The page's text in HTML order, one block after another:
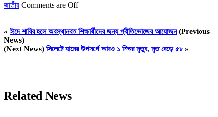
জাতীয় Comments are Off
« ঈদে শাবির হলে অবস্থানরত শিক্ষার্থীদের জন্য প্রীতিভোজের আয়োজন(Previous
News)
(Next News) সিলেটে হামের উপসর্গে আরও ১ শিশুর মৃত্যু, মৃত বেড়ে ৫৮»
Related News